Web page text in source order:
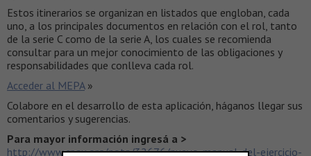
Estos itinerarios se organizan en listados que engloban, cada
uno, a los principales documentos en relación con el rol, tanto
de la serie C como de la serie A, los cuales se recomienda
consultar para un mejor conocimiento de las obligaciones y
responsabilidades que conlleva cada rol.
Acceder al MEPA»
Colabore en el desarrollo de esta aplicación, háganos llegar sus
comentarios y sugerencias.
Para mayor información ingresá a >
http://www.cpau.org/nota/32676/nuevo-manual-del-ejercicio-